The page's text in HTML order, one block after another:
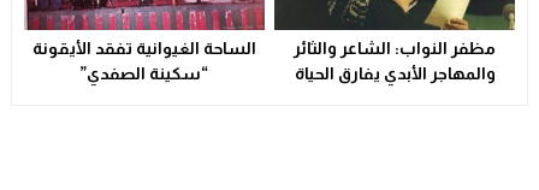
مظفر النواب: الشاعر والثائر
والمهاجر الأبدي يفارق الحياة
الساحة الغيوانية تفقد الأيقونة
“سكينة الصفدي”